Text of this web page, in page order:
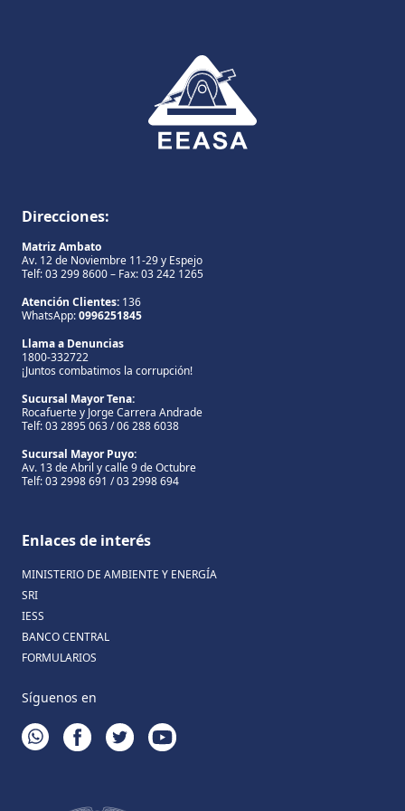
Direcciones:
Matriz Ambato
Av. 12 de Noviembre 11-29 y Espejo
Telf: 03 299 8600 – Fax: 03 242 1265
Atención Clientes: 136
WhatsApp:0996251845
Llama a Denuncias
1800-332722
¡Juntos combatimos la corrupción!
Sucursal Mayor Tena:
Rocafuerte y Jorge Carrera Andrade
Telf: 03 2895 063 / 06 288 6038
Sucursal Mayor Puyo:
Av. 13 de Abril y calle 9 de Octubre
Telf: 03 2998 691 / 03 2998 694
Enlaces de interés
MINISTERIO DE AMBIENTE Y ENERGÍA
SRI
IESS
BANCO CENTRAL
FORMULARIOS
Síguenos en
WHATSAPPFACEBOOKTWITTERYOUTUBE